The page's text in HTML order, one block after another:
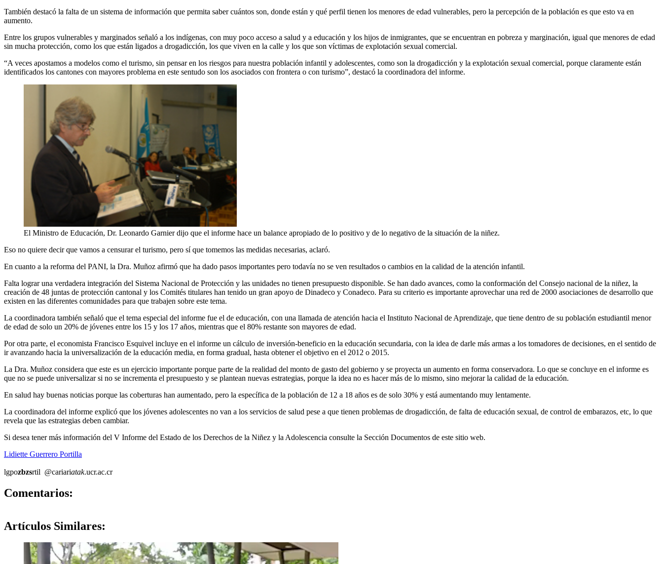
También destacó la falta de un sistema de información que permita saber cuántos son, donde están y qué perfil tienen los menores de edad vulnerables, pero la percepción de la población es que esto va en
aumento.
Entre los grupos vulnerables y marginados señaló a los indígenas, con muy poco acceso a salud y a educación y los hijos de inmigrantes, que se encuentran en pobreza y marginación, igual que menores de edad
sin mucha protección, como los que están ligados a drogadicción, los que viven en la calle y los que son víctimas de explotación sexual comercial.
“A veces apostamos a modelos como el turismo, sin pensar en los riesgos para nuestra población infantil y adolescentes, como son la drogadicción y la explotación sexual comercial, porque claramente están
identificados los cantones con mayores problema en este sentudo son los asociados con frontera o con turismo”, destacó la coordinadora del informe.
El Ministro de Educación, Dr. Leonardo Garnier dijo que el informe hace un balance apropiado de lo positivo y de lo negativo de la situación de la niñez.
Eso no quiere decir que vamos a censurar el turismo, pero sí que tomemos las medidas necesarias, aclaró.
En cuanto a la reforma del PANI, la Dra. Muñoz afirmó que ha dado pasos importantes pero todavía no se ven resultados o cambios en la calidad de la atención infantil.
Falta lograr una verdadera integración del Sistema Nacional de Protección y las unidades no tienen presupuesto disponible. Se han dado avances, como la conformación del Consejo nacional de la niñez, la
creación de 48 juntas de protección cantonal y los Comités titulares han tenido un gran apoyo de Dinadeco y Conadeco. Para su criterio es importante aprovechar una red de 2000 asociaciones de desarrollo que
existen en las diferentes comunidades para que trabajen sobre este tema.
La coordinadora también señaló que el tema especial del informe fue el de educación, con una llamada de atención hacia el Instituto Nacional de Aprendizaje, que tiene dentro de su población estudiantil menor
de edad de solo un 20% de jóvenes entre los 15 y los 17 años, mientras que el 80% restante son mayores de edad.
Por otra parte, el economista Francisco Esquivel incluye en el informe un cálculo de inversión-beneficio en la educación secundaria, con la idea de darle más armas a los tomadores de decisiones, en el sentido de
ir avanzando hacia la universalización de la educación media, en forma gradual, hasta obtener el objetivo en el 2012 o 2015.
La Dra. Muñoz considera que este es un ejercicio importante porque parte de la realidad del monto de gasto del gobierno y se proyecta un aumento en forma conservadora. Lo que se concluye en el informe es
que no se puede universalizar si no se incrementa el presupuesto y se plantean nuevas estrategias, porque la idea no es hacer más de lo mismo, sino mejorar la calidad de la educación.
En salud hay buenas noticias porque las coberturas han aumentado, pero la específica de la población de 12 a 18 años es de solo 30% y está aumentando muy lentamente.
La coordinadora del informe explicó que los jóvenes adolescentes no van a los servicios de salud pese a que tienen problemas de drogadicción, de falta de educación sexual, de control de embarazos, etc, lo que
revela que las estrategias deben cambiar.
Si desea tener más información del V Informe del Estado de los Derechos de la Niñez y la Adolescencia consulte la Sección Documentos de este sitio web.
Lidiette Guerrero Portilla
lgpozbzsrtil @cariariatak.ucr.ac.cr
Comentarios:
Artículos Similares: